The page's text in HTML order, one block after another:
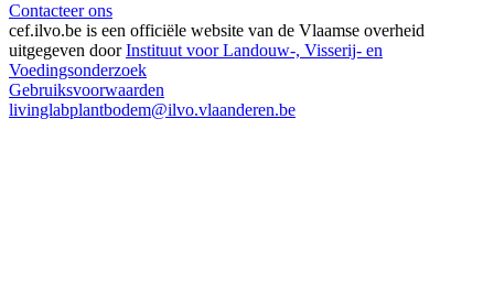
Contacteer ons
cef.ilvo.be is een officiële website van de Vlaamse overheid
uitgegeven doorInstituut voor Landouw-, Visserij- en
Voedingsonderzoek
Gebruiksvoorwaarden
livinglabplantbodem@ilvo.vlaanderen.be